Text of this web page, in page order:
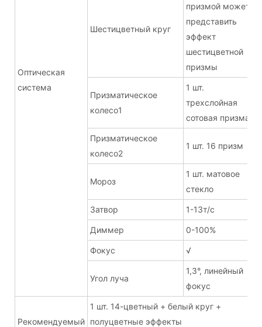
Оптическая
система
Шестицветный круг
призмой может
представить
эффект
шестицветной
призмы
Призматическое
колесо1
1 шт.
трехслойная
сотовая призма
Призматическое
колесо2
1 шт. 16 призм
Мороз
1 шт. матовое
стекло
Затвор 1-13т/с
Диммер 0-100%
Фокус √
Угол луча
1,3°, линейный
фокус
Рекомендуемый
1 шт. 14-цветный + белый круг +
полуцветные эффекты